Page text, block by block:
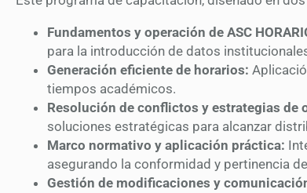
Fundamentos y operación de ASC
para la introducción de datos
Generación eficiente de horarios:
tiempos académicos.
Resolución de conflictos y estrategias de
soluciones estratégicas para alcanzar
Marco normativo y aplicación práctica:
asegurando la conformidad y pertinencia
Gestión de modificaciones y